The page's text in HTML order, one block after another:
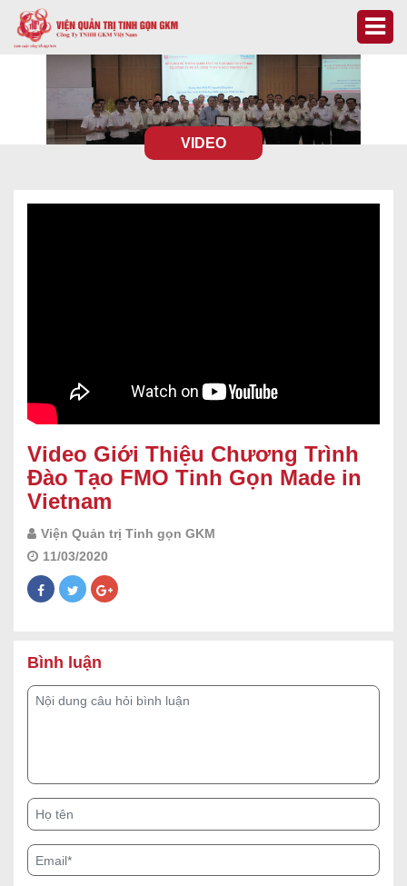
VIDEO
Video Giới Thiệu Chương Trình
Đào Tạo FMO Tinh Gọn Made in
Vietnam
Viện Quản trị Tinh gọn GKM
11/03/2020
Bình luận
Nội dung câu hỏi bình luận
Họ tên
Email*